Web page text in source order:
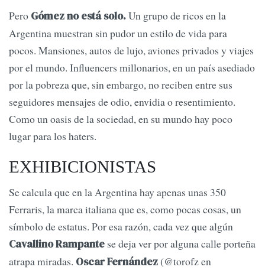
Pero Gómez no está solo.Un grupo de ricos en la
Argentina muestran sin pudor un estilo de vida para
pocos. Mansiones, autos de lujo, aviones privados y viajes
por el mundo. Influencers millonarios, en un país asediado
por la pobreza que, sin embargo, no reciben entre sus
seguidores mensajes de odio, envidia o resentimiento.
Como un oasis de la sociedad, en su mundo hay poco
lugar para los haters.
EXHIBICIONISTAS
Se calcula que en la Argentina hay apenas unas 350
Ferraris, la marca italiana que es, como pocas cosas, un
símbolo de estatus. Por esa razón, cada vez que algún
Cavallino Rampante se deja ver por alguna calle porteña
atrapa miradas. Oscar Fernández(@torofz en